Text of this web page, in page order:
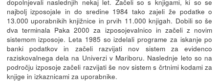
dopolnjevali naslednjih nekaj let. Začeli so s knjigami, ki so se
najbolj izposojale in do sredine 1984 tako zajeli že podatke o
13.000 uporabnikih knjižnice in prvih 11.000 knjigah. Dobili so še
dva terminala Paka 2000 za izposojevalnico in začeli z novim
sistemom izposoje. Leta 1985 so izdelali programe za iskanje po
banki podatkov in začeli razvijati nov sistem za evidenco
raziskovalnega dela na Univerzi v Mariboru. Naslednje leto so na
področju izposoje začeli razvijati še nov sistem s črtnimi kodami za
knjige in izkaznicami za uporabnike.